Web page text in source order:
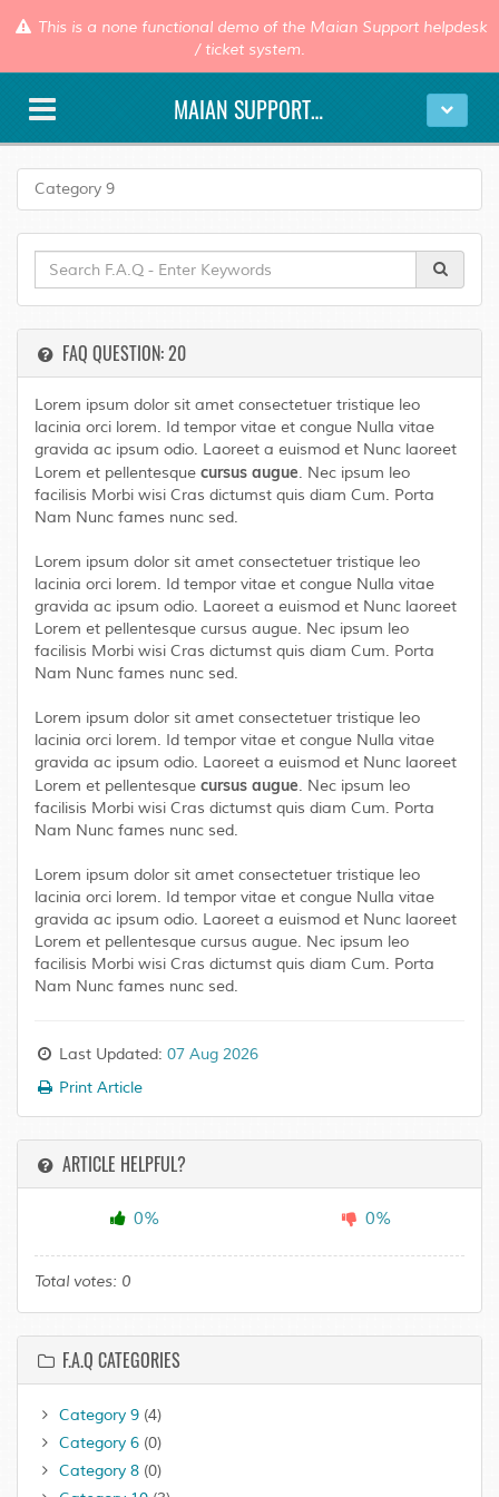
This is a none functional demo of the Maian Support helpdesk
/ ticket system.
MAIAN SUPPORT DEMO
Category 9
FAQ QUESTION: 20
Lorem ipsum dolor sit amet consectetuer tristique leo
lacinia orci lorem. Id tempor vitae et congue Nulla vitae
gravida ac ipsum odio. Laoreet a euismod et Nunc laoreet
Lorem et pellentesque cursus augue. Nec ipsum leo
facilisis Morbi wisi Cras dictumst quis diam Cum. Porta
Nam Nunc fames nunc sed.
Lorem ipsum dolor sit amet consectetuer tristique leo
lacinia orci lorem. Id tempor vitae et congue Nulla vitae
gravida ac ipsum odio. Laoreet a euismod et Nunc laoreet
Lorem et pellentesque cursus augue. Nec ipsum leo
facilisis Morbi wisi Cras dictumst quis diam Cum. Porta
Nam Nunc fames nunc sed.
Lorem ipsum dolor sit amet consectetuer tristique leo
lacinia orci lorem. Id tempor vitae et congue Nulla vitae
gravida ac ipsum odio. Laoreet a euismod et Nunc laoreet
Lorem et pellentesque cursus augue. Nec ipsum leo
facilisis Morbi wisi Cras dictumst quis diam Cum. Porta
Nam Nunc fames nunc sed.
Lorem ipsum dolor sit amet consectetuer tristique leo
lacinia orci lorem. Id tempor vitae et congue Nulla vitae
gravida ac ipsum odio. Laoreet a euismod et Nunc laoreet
Lorem et pellentesque cursus augue. Nec ipsum leo
facilisis Morbi wisi Cras dictumst quis diam Cum. Porta
Nam Nunc fames nunc sed.
Last Updated: 07 Aug 2026
Print Article
ARTICLE HELPFUL?
0% 0%
Total votes: 0
F.A.Q CATEGORIES
Category 9 (4)
Category 6 (0)
Category 8 (0)